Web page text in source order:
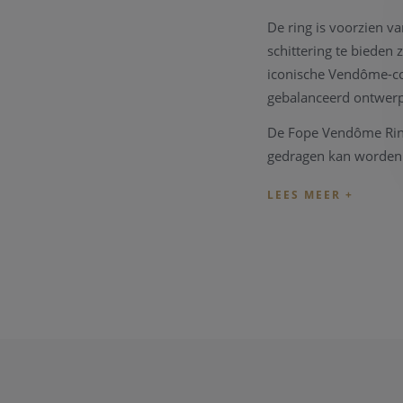
De ring is voorzien
schittering te bieden
iconische Vendôme-
gebalanceerd
De Fope Vendôme
gedragen kan